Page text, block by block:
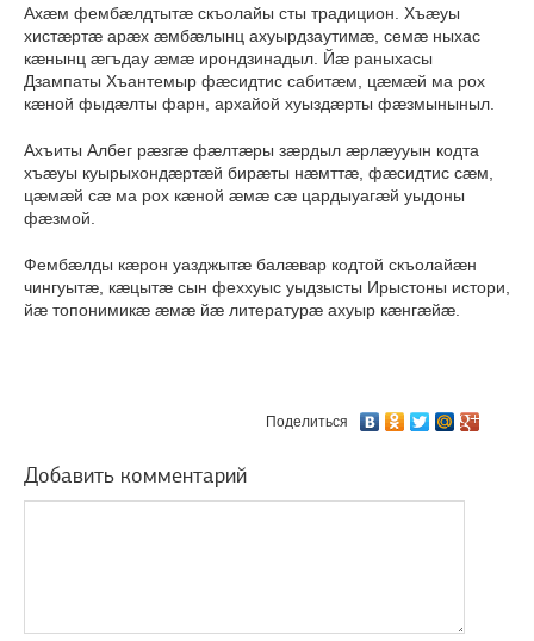
Ахæм фембæлдтытæ скъолайы сты традицион. Хъæуы
хистæртæ арæх æмбæлынц ахуырдзаутимæ, семæ ныхас
кæнынц æгъдау æмæ ирондзинадыл. Йæ раныхасы
Дзампаты Хъантемыр фæсидтис сабитæм, цæмæй ма рох
кæной фыдæлты фарн, архайой хуыздæрты фæзмыныныл.
Ахъиты Албег рæзгæ фæлтæры зæрдыл æрлæууын кодта
хъæуы куырыхондæртæй бирæты нæмттæ, фæсидтис сæм,
цæмæй сæ ма рох кæной æмæ сæ цардыуагæй уыдоны
фæзмой.
Фембæлды кæрон уазджытæ балæвар кодтой скъолайæн
чингуытæ, кæцытæ сын феххуыс уыдзысты Ирыстоны истори,
йæ топонимикæ æмæ йæ литературæ ахуыр кæнгæйæ.
Поделиться
Добавить комментарий